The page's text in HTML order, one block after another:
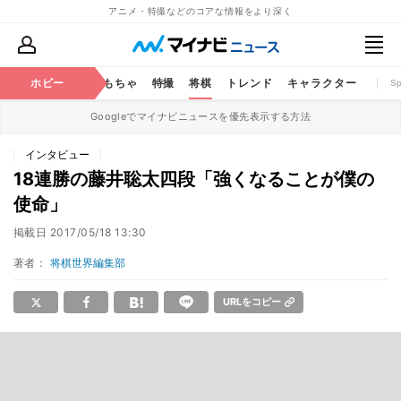
アニメ・特撮などのコアな情報をより深く
ホビー
コミック おもちゃ 特撮 将棋 トレンド キャラクター
Googleでマイナビニュースを優先表示する方法
インタビュー
18連勝の藤井聡太四段「強くなることが僕の
使命」
掲載日 2017/05/18 13:30
著者： 将棋世界編集部
URLをコピー